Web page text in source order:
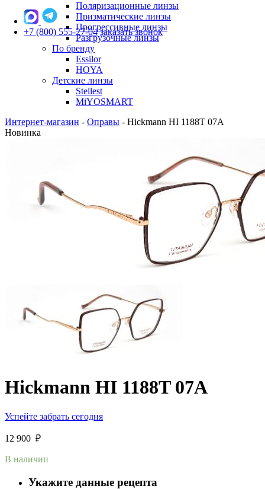
Поляризационные линзы
Призматические линзы
Прогрессивные линзы
Разгрузочные линзы
По бренду
Essilor
HOYA
Детские линзы
Stellest
MiYOSMART
+7 (800) 555-27-04 заказать звонок
Интернет-магазин - Оправы - Hickmann HI 1188T 07A
Новинка
Hickmann HI 1188T 07A
Успейте забрать сегодня
12 900 ₽
В наличии
Укажите данные рецепта